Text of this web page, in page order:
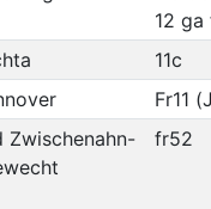
12 ga
11c
Fr11
Zwischenahn-
fr52